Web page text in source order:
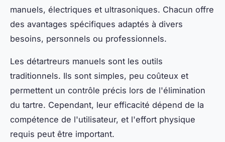
manuels, électriques et ultrasoniques. Chacun offre
des avantages spécifiques adaptés à divers
besoins, personnels ou professionnels.
Les détartreurs manuels sont les outils
traditionnels. Ils sont simples, peu coûteux et
permettent un contrôle précis lors de l'élimination
du tartre. Cependant, leur efficacité dépend de la
compétence de l'utilisateur, et l'effort physique
requis peut être important.